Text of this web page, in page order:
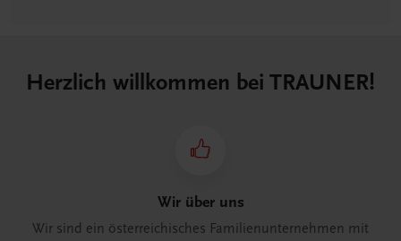
Herzlich willkommen bei TRAUNER!
Wir über uns
Wir sind ein österreichisches Familienunternehmen mit